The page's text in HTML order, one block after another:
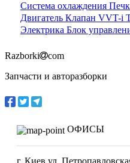
Система охлаждения
Двигатель Клапан VVT-i
Электрика Блок
Razborki
com
Запчасти и авторазборки
ОФИСЫ
г. Киев ул.